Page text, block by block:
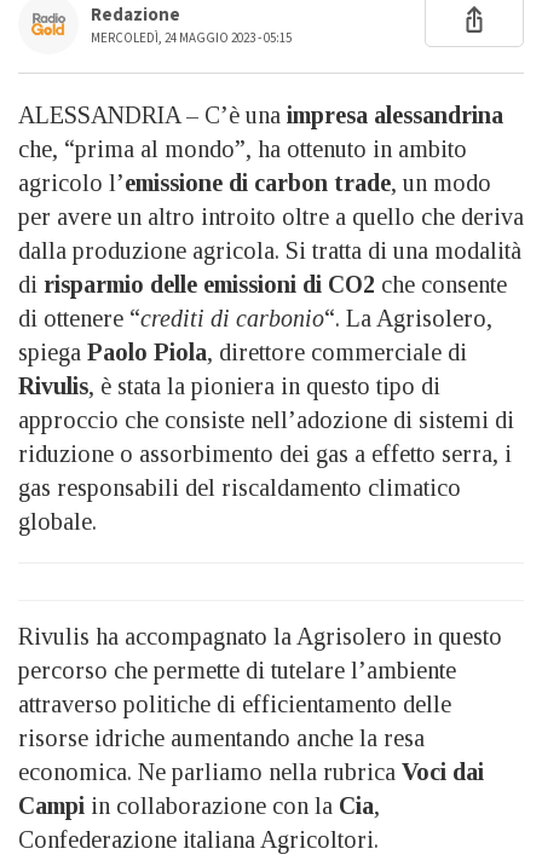
Redazione
MERCOLEDÌ, 24 MAGGIO 2023 - 05:15
ALESSANDRIA – C’è una impresa alessandrina
che, “prima al mondo”, ha ottenuto in ambito
agricolo l’emissione di carbon trade, un modo
per avere un altro introito oltre a quello che deriva
dalla produzione agricola. Si tratta di una modalità
di risparmio delle emissioni di CO2 che consente
di ottenere “crediti di carbonio“. La Agrisolero,
spiega Paolo Piola, direttore commerciale di
Rivulis, è stata la pioniera in questo tipo di
approccio che consiste nell’adozione di sistemi di
riduzione o assorbimento dei gas a effetto serra, i
gas responsabili del riscaldamento climatico
globale.
Rivulis ha accompagnato la Agrisolero in questo
percorso che permette di tutelare l’ambiente
attraverso politiche di efficientamento delle
risorse idriche aumentando anche la resa
economica. Ne parliamo nella rubrica Voci dai
Campi in collaborazione con la Cia,
Confederazione italiana Agricoltori.